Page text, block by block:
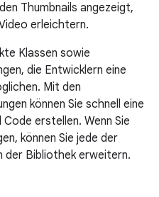
Thumbnails angezeigt,
erleichtern.
Klassen sowie
die Entwicklern eine
Mit den
können Sie schnell eine
erstellen. Wenn Sie
können Sie jede der
Bibliothek erweitern.